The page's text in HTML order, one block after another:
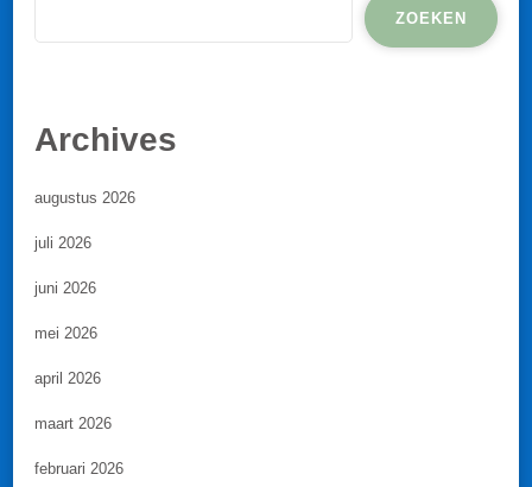
ZOEKEN
Archives
augustus 2026
juli 2026
juni 2026
mei 2026
april 2026
maart 2026
februari 2026